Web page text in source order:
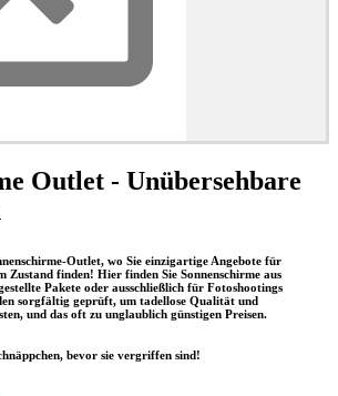
Outlet - Unübersehbare
Outlet, wo Sie einzigartige Angebote für
Zustand finden! Hier finden Sie Sonnenschirme aus
Pakete oder ausschließlich für Fotoshootings
sorgfältig geprüft, um tadellose Qualität und
und das oft zu unglaublich günstigen Preisen.
bevor sie vergriffen sind!